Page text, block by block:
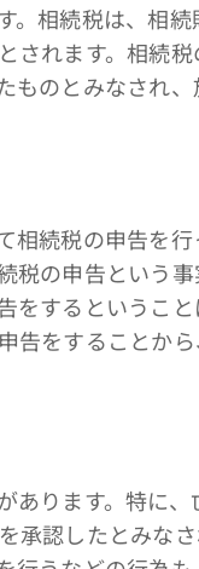
相続税は、相
れます。相続税
ものとみなされ
続税の申告を
税の申告という
をするというこ
告をすることか
ります。特に
承認したとみな